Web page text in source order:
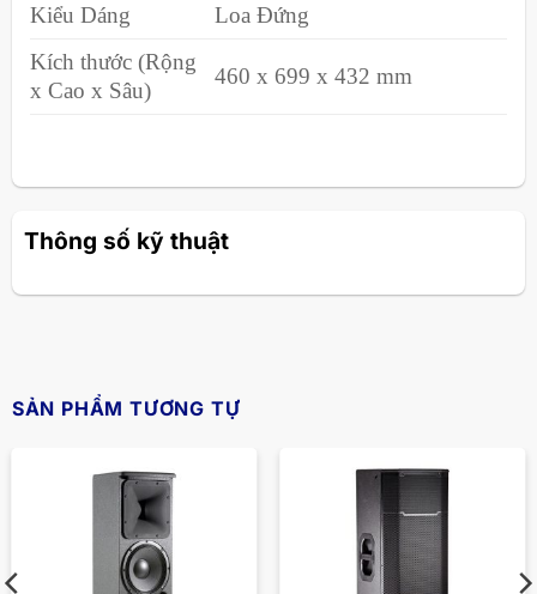
Kiểu Dáng
Loa Đứng
Kích thước (Rộng
x Cao x Sâu)
460 x 699 x 432 mm
Thông số kỹ thuật
SẢN PHẨM TƯƠNG TỰ